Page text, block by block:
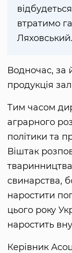
втратимо
Ляховський.
Водночас, за
продукція
Тим часом
аграрного
політики та
Віштак
свинарства,
наростити
цього року
наростить
Керівник